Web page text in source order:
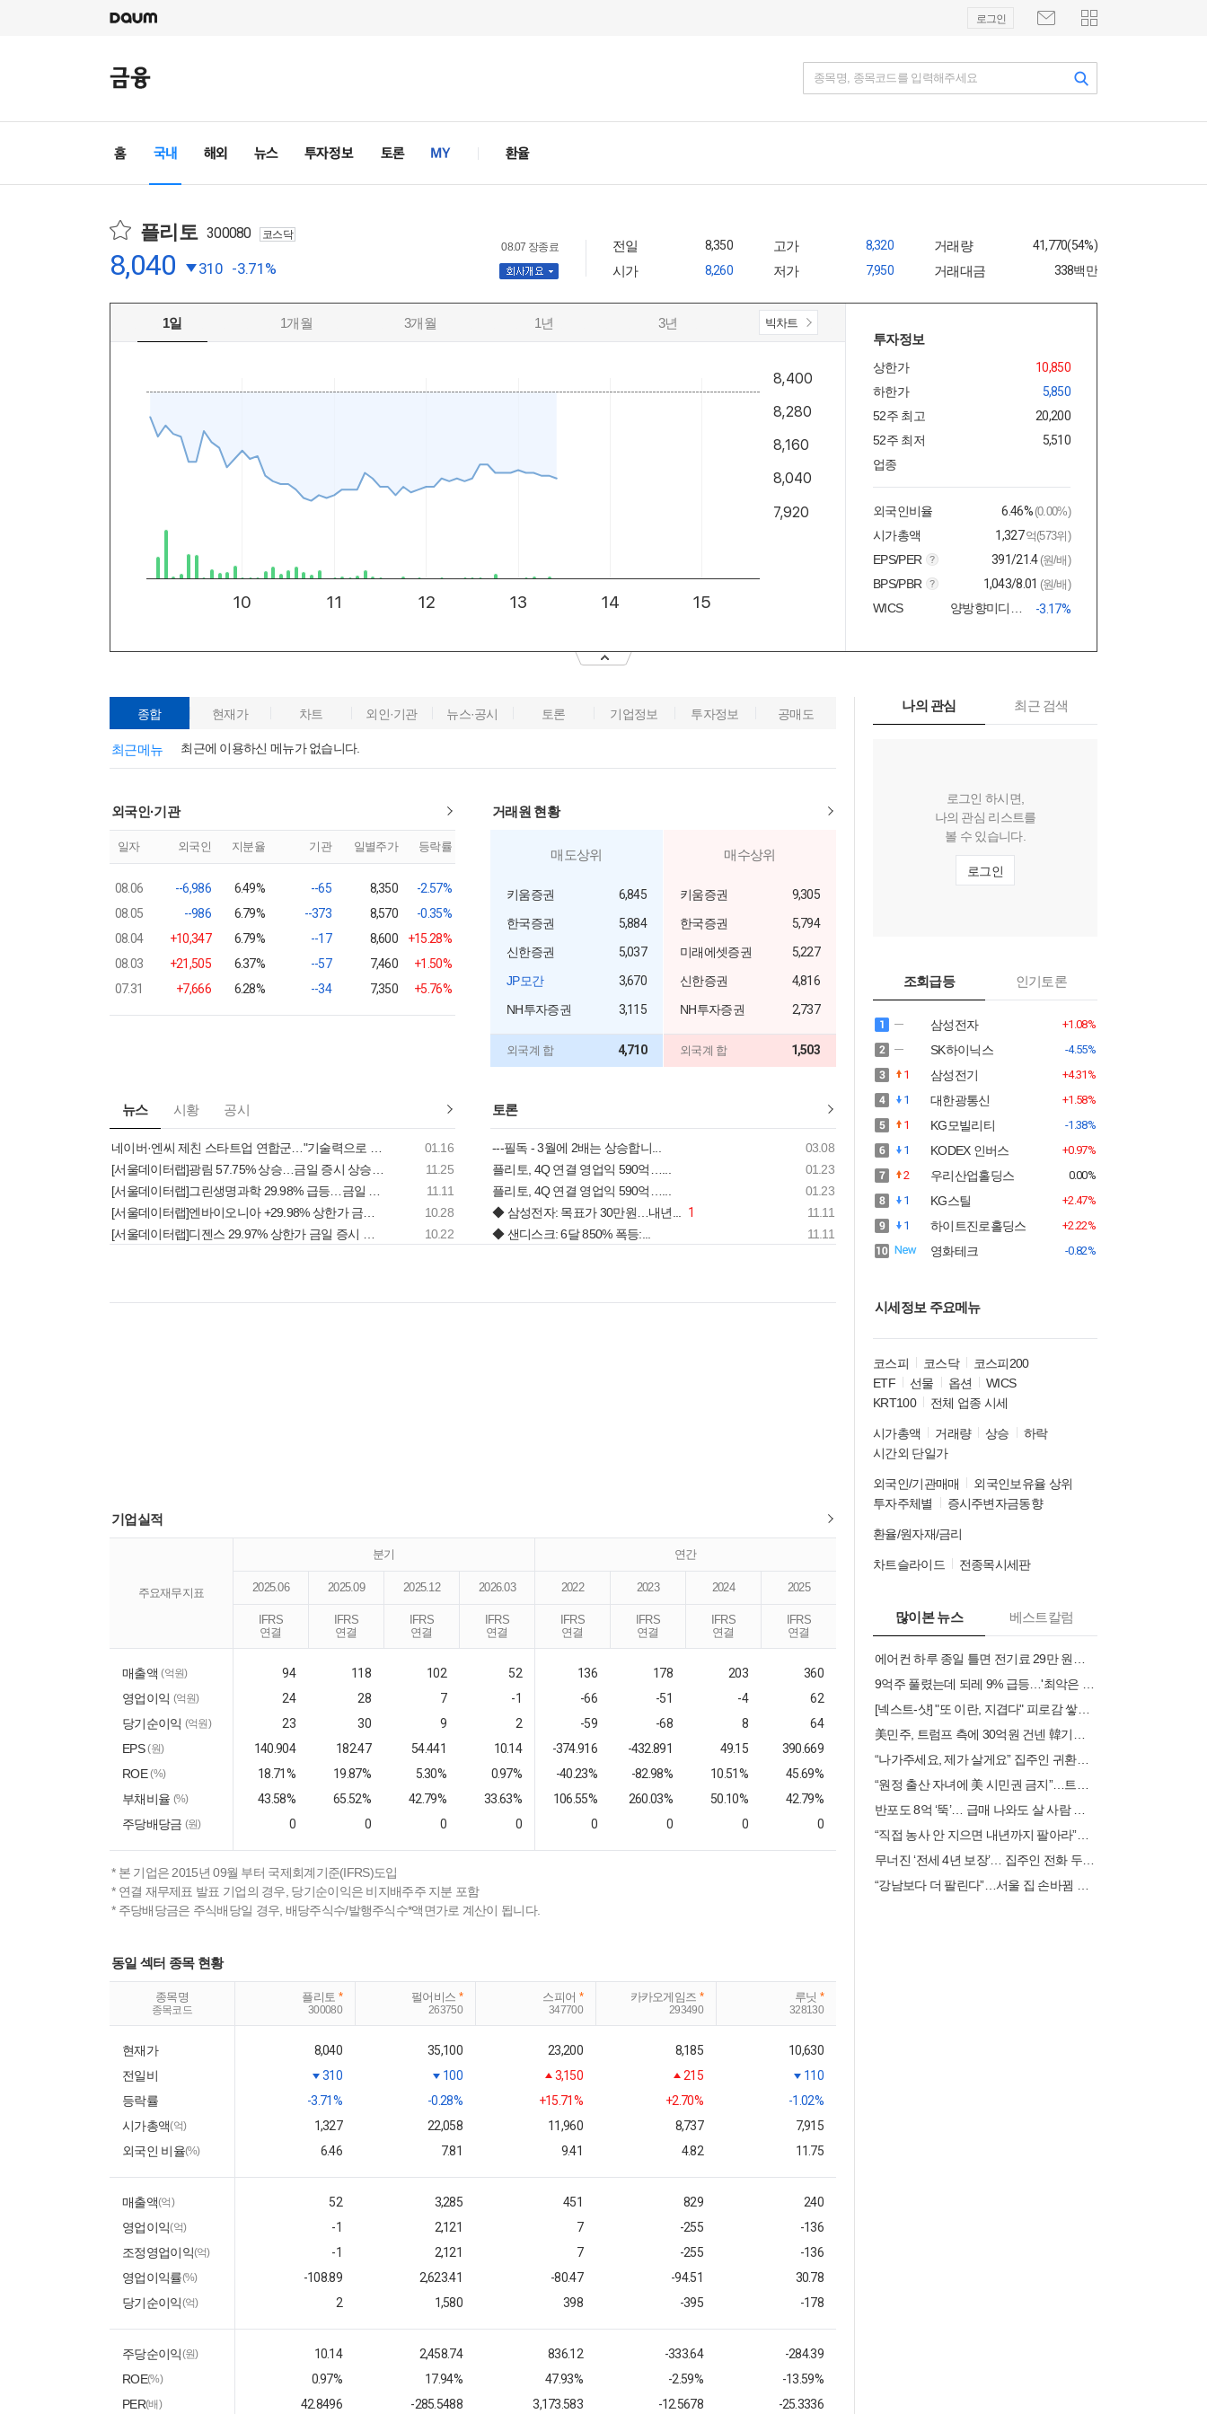
로그인
종목명, 종목코드를 입력해주세요
플리토 300080 코스닥
8,040 310 -3.71%
08.07 장종료 전일 8,350 고가 8,320 거래량 41,770(54%)
시가 8,260 저가 7,950 거래대금 338백만
1일 1개월 3개월 1년 3년 빅차트
투자정보
상한가
10,850
하한가
5,850
52주 최고
20,200
52주 최저
5,510
업종
외국인비율 6.46% (0.00%)
시가총액 1,327 억(573위)
EPS/PER 391/21.4 (원/배)
BPS/PBR 1,043/8.01 (원/배)
WICS 양방향미디어와서비스 -3.17%
종합 현재가 차트 외인·기관 뉴스·공시 토론 기업정보 투자정보 공매도
최근메뉴 최근에 이용하신 메뉴가 없습니다.
외국인·기관
일자 외국인 지분율 기관 일별주가 등락률
08.06 --6,986 6.49% --65 8,350
-2.57%
08.05
--986 6.79% --373 8,570
-0.35%
08.04
+10,347 6.79% --17 8,600
+15.28%
08.03
+21,505 6.37% --57 7,460
+1.50%
07.31
+7,666 6.28% --34 7,350 +5.76%
거래원 현황
매도상위
키움증권
6,845
한국증권
5,884
신한증권
5,037
JP모간
3,670
NH투자증권
3,115
외국계 합 4,710
매수상위
키움증권
9,305
한국증권
5,794
미래에셋증권
5,227
신한증권
4,816
NH투자증권
2,737
외국계 합 1,503
뉴스 시황 공시
01.16
11.25
11.11
10.28
10.22
토론
---필독 - 3월에 2배는 상승합니...
03.08
플리토, 4Q 연결 영업익 590억…...
01.23
플리토, 4Q 연결 영업익 590억…...
01.23
◆ 삼성전자: 목표가 30만원…내년...
1
11.11
◆ 샌디스크: 6달 850% 폭등:...
11.11
기업실적
주요재무지표
분기 연간
2025.06 2025.09 2025.12 2026.03 2022 2023 2024 2025
IFRS
연결
IFRS
연결
IFRS
연결
IFRS
연결
IFRS
연결
IFRS
연결
IFRS
연결
IFRS
연결
매출액(억원) 94 118 102 52 136 178 203
360
영업이익 (억원) 24 28 7 -1 -66 -51 -4
62
당기순이익 (억원) 23 30 9 2 -59 -68 8
64
EPS(원) 140.904 182.47 54.441 10.14 -374.916 -432.891 49.15
390.669
ROE(%) 18.71% 19.87% 5.30% 0.97% -40.23% -82.98% 10.51%
45.69%
부채비율 (%) 43.58% 65.52% 42.79% 33.63% 106.55% 260.03% 50.10%
42.79%
주당배당금 (원) 0 0 0 0 0 0 0 0
* 본 기업은 2015년 09월 부터 국제회계기준(IFRS)도입
* 연결 재무제표 발표 기업의 경우, 당기순이익은 비지배주주 지분 포함
* 주당배당금은 주식배당일 경우, 배당주식수/발행주식수*액면가로 계산이 됩니다.
동일 섹터 종목 현황
종목명
종목코드
플리토 *
300080
펄어비스 *
263750
스피어 *
347700
카카오게임즈 *
293490
루닛 *
328130
현재가 8,040 35,100 23,200 8,185
10,630
전일비
310 100 3,150 215
110
등락률
-3.71% -0.28% +15.71% +2.70%
-1.02%
시가총액(억) 1,327 22,058 11,960 8,737
7,915
외국인 비율(%) 6.46 7.81 9.41 4.82 11.75
매출액(억) 52 3,285 451 829
240
영업이익(억) -1 2,121 7 -255
-136
조정영업이익(억) -1 2,121 7 -255
-136
영업이익률(%) -108.89 2,623.41 -80.47 -94.51
30.78
당기순이익(억) 2 1,580 398 -395 -178
주당순이익(원) 10.14 2,458.74 836.12 -333.64
-284.39
ROE(%) 0.97% 17.94% 47.93% -2.59%
-13.59%
PER(배) 42.8496 -285.5488 3,173.583 -12.5678 -25.3336
나의 관심 최근 검색
로그인 하시면,
나의 관심 리스트를
볼 수 있습니다.
로그인
조회급등 인기토론
삼성전자 +1.08%
SK하이닉스
-4.55%
1
삼성전기
+4.31%
1
대한광통신
+1.58%
1
KG모빌리티
-1.38%
1
KODEX 인버스
+0.97%
2
우리산업홀딩스
0.00%
1
KG스틸
+2.47%
1
하이트진로홀딩스 +2.22%
영화테크 -0.82%
시세정보 주요메뉴
코스피 코스닥
코스피200
ETF
선물 옵션
WICS
KRT100
전체 업종 시세
시가총액 거래량 상승
하락
시간외 단일가
외국인/기관매매
외국인보유율 상위
투자주체별
증시주변자금동향
환율/원자재/금리
차트슬라이드 전종목시세판
많이본 뉴스 베스트칼럼
[넥스트-샷] "또 이란, 지겹다" 피로감 쌓인 증시, 호르무즈 재점화에 약세
“나가주세요, 제가 살게요” 집주인 귀환에 ‘퇴거 공포’ [부동산360]
“직접 농사 안 지으면 내년까지 팔아라”… 양도세 중과에 떨고 있는 6070